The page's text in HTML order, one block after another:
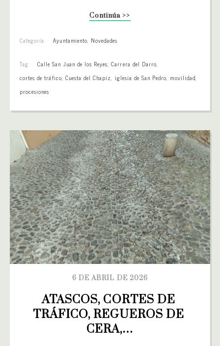
Continúa >>
Categoría: Ayuntamiento, Novedades
Tag: Calle San Juan de los Reyes,Carrera del Darro,
cortes de tráfico, Cuesta del Chapiz, iglesia de San Pedro, movilidad,
procesiones
6 DE ABRIL DE 2026
ATASCOS, CORTES DE
TRÁFICO, REGUEROS DE
CERA,…